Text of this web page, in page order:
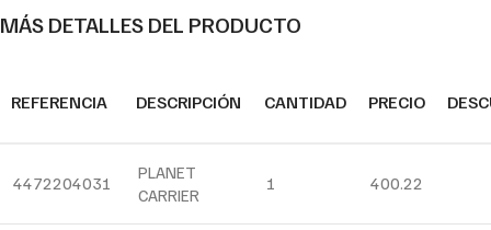
MÁS DETALLES DEL PRODUCTO
REFERENCIA DESCRIPCIÓN CANTIDAD PRECIO
4472204031
PLANET
CARRIER
1 400.22